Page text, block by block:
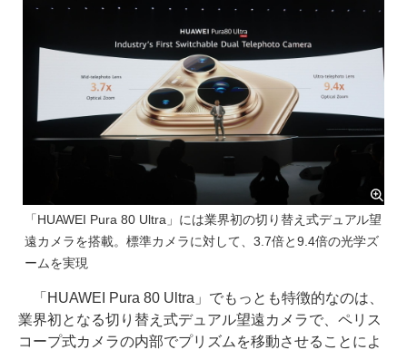
「HUAWEI Pura 80 Ultra」には業界初の切り替え式デュアル望
遠カメラを搭載。標準カメラに対して、3.7倍と9.4倍の光学ズ
ームを実現
「HUAWEI Pura 80 Ultra」でもっとも特徴的なのは、
業界初となる切り替え式デュアル望遠カメラで、ペリス
コープ式カメラの内部でプリズムを移動させることによ